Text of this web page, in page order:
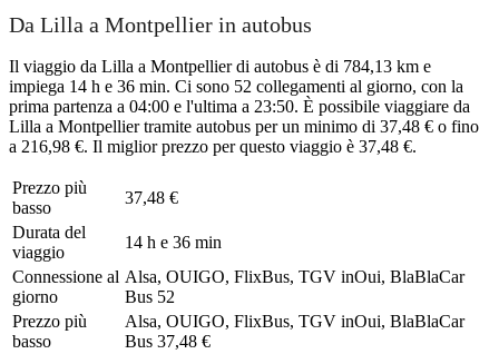
Da Lilla a Montpellier in autobus
Il viaggio da Lilla a Montpellier di autobus è di 784,13 km e
impiega 14 h e 36 min. Ci sono 52 collegamenti al giorno, con la
prima partenza a 04:00 e l'ultima a 23:50. È possibile viaggiare da
Lilla a Montpellier tramite autobus per un minimo di 37,48 € o fino
a 216,98 €. Il miglior prezzo per questo viaggio è 37,48 €.
Prezzo più
basso
37,48 €
Durata del
viaggio
14 h e 36 min
Connessione al
giorno
Alsa, OUIGO, FlixBus, TGV inOui, BlaBlaCar
Bus 52
Prezzo più
basso
Alsa, OUIGO, FlixBus, TGV inOui, BlaBlaCar
Bus 37,48 €